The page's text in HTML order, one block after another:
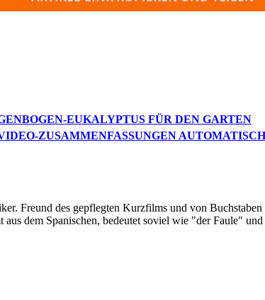
EUKALYPTUS FÜR DEN GARTEN
ZUSAMMENFASSUNGEN
Freund des gepflegten Kurzfilms und von
dem Spanischen, bedeutet soviel wie "der Faule"